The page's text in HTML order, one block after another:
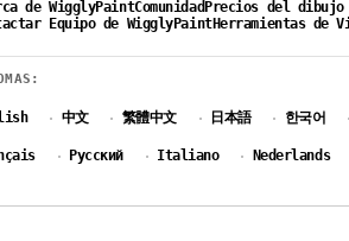
de WigglyPaintComunidadPrecios del dibujo
Equipo de WigglyPaintHerramientas de
· 中文 · 繁體中文 · 日本語 · 한국어 ·
· Русский · Italiano · Nederlands